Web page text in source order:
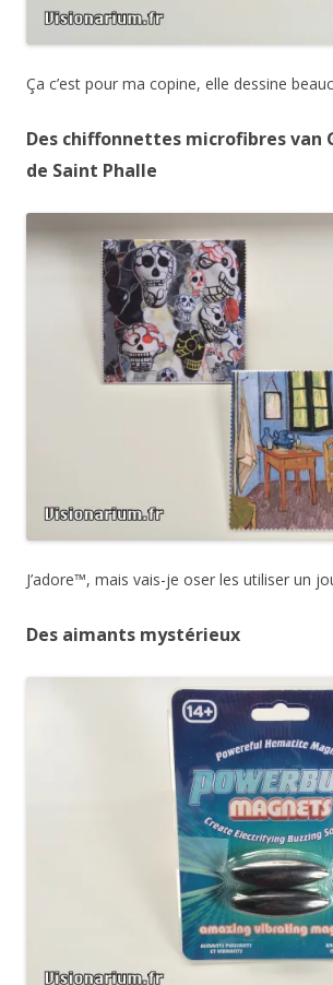
Ça c’est pour ma copine, elle dessine
Des chiffonnettes microfibres van
de Saint Phalle
J’adore™, mais vais-je oser les utiliser un
Des aimants mystérieux